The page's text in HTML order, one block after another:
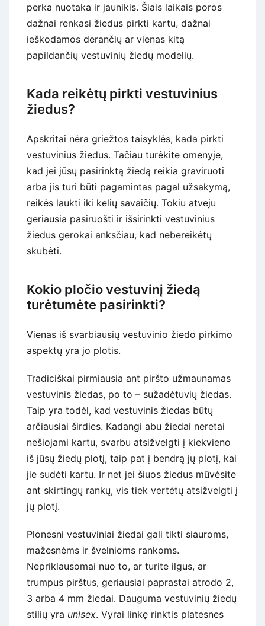
perka nuotaka ir jaunikis. Šiais laikais poros
dažnai renkasi žiedus pirkti kartu, dažnai
ieškodamos derančių ar vienas kitą
papildančių vestuvinių žiedų modelių.
Kada reikėtų pirkti vestuvinius
žiedus?
Apskritai nėra griežtos taisyklės, kada pirkti
vestuvinius žiedus. Tačiau turėkite omenyje,
kad jei jūsų pasirinktą žiedą reikia graviruoti
arba jis turi būti pagamintas pagal užsakymą,
reikės laukti iki kelių savaičių. Tokiu atveju
geriausia pasiruošti ir išsirinkti vestuvinius
žiedus gerokai anksčiau, kad nebereikėtų
skubėti.
Kokio pločio vestuvinį žiedą
turėtumėte pasirinkti?
Vienas iš svarbiausių vestuvinio žiedo pirkimo
aspektų yra jo plotis.
Tradiciškai pirmiausia ant piršto užmaunamas
vestuvinis žiedas, po to – sužadėtuvių žiedas.
Taip yra todėl, kad vestuvinis žiedas būtų
arčiausiai širdies. Kadangi abu žiedai neretai
nešiojami kartu, svarbu atsižvelgti į kiekvieno
iš jūsų žiedų plotį, taip pat į bendrą jų plotį, kai
jie sudėti kartu. Ir net jei šiuos žiedus mūvėsite
ant skirtingų rankų, vis tiek vertėtų atsižvelgti į
jų plotį.
Plonesni vestuviniai žiedai gali tikti siauroms,
mažesnėms ir švelnioms rankoms.
Nepriklausomai nuo to, ar turite ilgus, ar
trumpus pirštus, geriausiai paprastai atrodo 2,
3 arba 4 mm žiedai. Dauguma vestuvinių žiedų
stilių yra unisex. Vyrai linkę rinktis platesnes